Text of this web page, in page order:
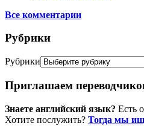
Все комментарии
Рубрики
Рубрики
Приглашаем
Знаете английский язык? Есть
Хотите послужить? Тогда мы